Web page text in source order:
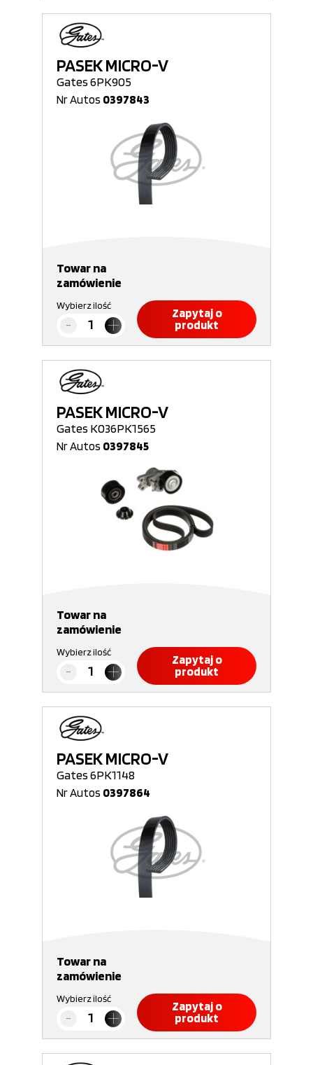
PASEK MICRO-V
Gates 6PK905
Nr Autos 0397843
Towar na
zamówienie
Wybierz ilość
Zapytaj o
produkt
PASEK MICRO-V
Gates K036PK1565
Nr Autos 0397845
Towar na
zamówienie
Wybierz ilość
Zapytaj o
produkt
PASEK MICRO-V
Gates 6PK1148
Nr Autos 0397864
Towar na
zamówienie
Wybierz ilość
Zapytaj o
produkt